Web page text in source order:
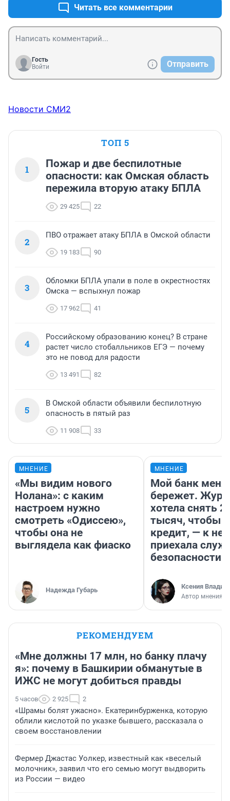
Читать все комментарии
Гость
Войти
Отправить
Новости СМИ2
ТОП 5
1
Пожар и две беспилотные
опасности: как Омская область
пережила вторую атаку БПЛА
29 425 22
2
ПВО отражает атаку БПЛА в Омской области
19 183 90
3
Обломки БПЛА упали в поле в окрестностях
Омска — вспыхнул пожар
17 962 41
4
Российскому образованию конец? В стране
растет число стобалльников ЕГЭ — почему
это не повод для радости
13 491 82
5
В Омской области объявили беспилотную
опасность в пятый раз
11 908 33
МНЕНИЕ
«Мы видим нового
Нолана»: с каким
настроем нужно
смотреть «Одиссею»,
чтобы она не
выглядела как фиаско
Надежда Губарь
МНЕНИЕ
Мой банк меня
бережет.
хотела снять
тысяч, чтобы
кредит, — к
приехала
безопасности
Ксения
Автор мнения
РЕКОМЕНДУЕМ
«Мне должны 17 млн, но банку плачу
я»: почему в Башкирии обманутые в
ИЖС не могут добиться правды
5 часов 2 925 2
«Шрамы болят ужасно». Екатеринбурженка, которую
облили кислотой по указке бывшего, рассказала о
своем восстановлении
Фермер Джастас Уолкер, известный как «веселый
молочник», заявил что его семью могут выдворить
из России — видео